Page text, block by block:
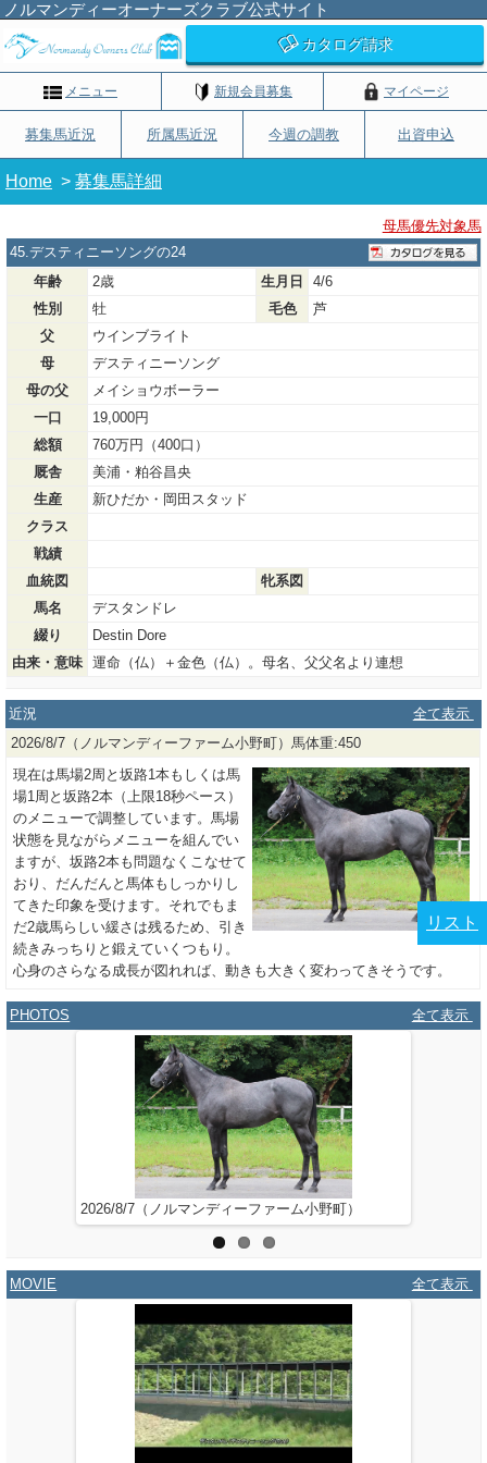
ノルマンディーオーナーズクラブ公式サイト
カタログ請求
メニュー 新規会員募集 マイページ
募集馬近況 所属馬近況 今週の調教 出資申込
Home > 募集馬詳細
母馬優先対象馬
45.デスティニーソングの24
年齢
2歳 生月日
4/6
性別
牡 毛色
芦
父
ウインブライト
母
デスティニーソング
母の父
メイショウボーラー
一口
19,000円
総額
760万円（400口）
厩舎
美浦・粕谷昌央
生産
新ひだか・岡田スタッド
クラス
戦績
血統図
牝系図
馬名
デスタンドレ
綴り
Destin Dore
由来・意味
運命（仏）＋金色（仏）。母名、父父名より連想
近況
全て表示
2026/8/7（ノルマンディーファーム小野町）馬体重:450
現在は馬場2周と坂路1本もしくは馬
場1周と坂路2本（上限18秒ペース）
のメニューで調整しています。馬場
状態を見ながらメニューを組んでい
ますが、坂路2本も問題なくこなせて
おり、だんだんと馬体もしっかりし
てきた印象を受けます。それでもま
だ2歳馬らしい緩さは残るため、引き
続きみっちりと鍛えていくつもり。
心身のさらなる成長が図れれば、動きも大きく変わってきそうです。
PHOTOS 全て表示
2026/8/7（ノルマンディーファーム小野町）
MOVIE 全て表示
リスト